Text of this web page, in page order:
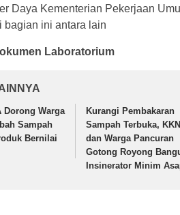
Daya Kementerian Pekerjaan
bagian ini antara lain
Laboratorium
Dorong Warga
Sampah
Bernilai
Kurangi Pembakaran
Sampah Terbuka,
dan Warga Pancuran
Gotong Royong
Insinerator Minim